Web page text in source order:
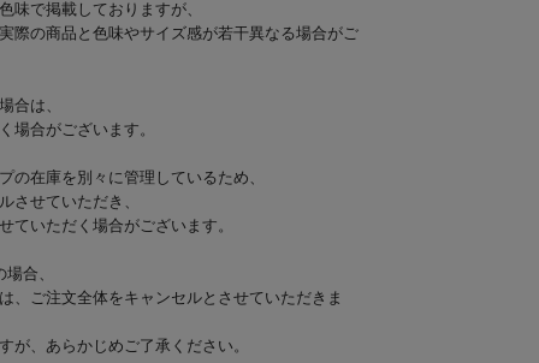
味で掲載しておりますが、
際の商品と色味やサイズ感が若干異なる場合がご
合は、
場合がございます。
の在庫を別々に管理しているため、
させていただき、
ていただく場合がございます。
合、
、ご注文全体をキャンセルとさせていただきま
が、あらかじめご了承ください。